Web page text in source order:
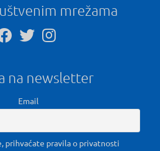
mrežama
na newsletter
Email
prihvaćate pravila o privatnosti